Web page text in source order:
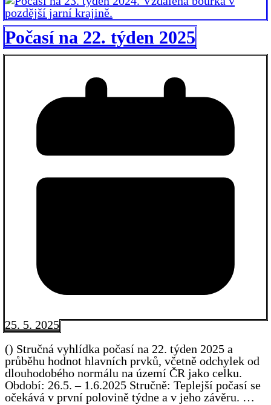
Počasí na 22. týden 2025
25. 5. 2025
() Stručná vyhlídka počasí na 22. týden 2025 a
průběhu hodnot hlavních prvků, včetně odchylek od
dlouhodobého normálu na území ČR jako celku.
Období: 26.5. – 1.6.2025 Stručně: Teplejší počasí se
očekává v první polovině týdne a v jeho závěru. …